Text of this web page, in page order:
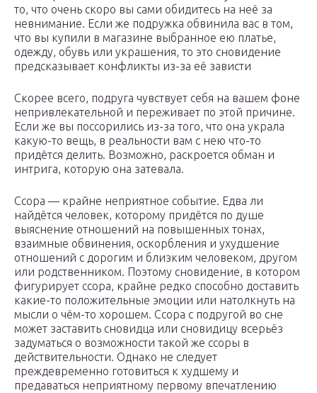
то, что очень скоро вы сами обидитесь на неё за
невнимание. Если же подружка обвинила вас в том,
что вы купили в магазине выбранное ею платье,
одежду, обувь или украшения, то это сновидение
предсказывает конфликты из-за её зависти
Скорее всего, подруга чувствует себя на вашем фоне
непривлекательной и переживает по этой причине.
Если же вы поссорились из-за того, что она украла
какую-то вещь, в реальности вам с нею что-то
придётся делить. Возможно, раскроется обман и
интрига, которую она затевала.
Ссора — крайне неприятное событие. Едва ли
найдётся человек, которому придётся по душе
выяснение отношений на повышенных тонах,
взаимные обвинения, оскорбления и ухудшение
отношений с дорогим и близким человеком, другом
или родственником. Поэтому сновидение, в котором
фигурирует ссора, крайне редко способно доставить
какие-то положительные эмоции или натолкнуть на
мысли о чём-то хорошем. Ссора с подругой во сне
может заставить сновидца или сновидицу всерьёз
задуматься о возможности такой же ссоры в
действительности. Однако не следует
преждевременно готовиться к худшему и
предаваться неприятному первому впечатлению